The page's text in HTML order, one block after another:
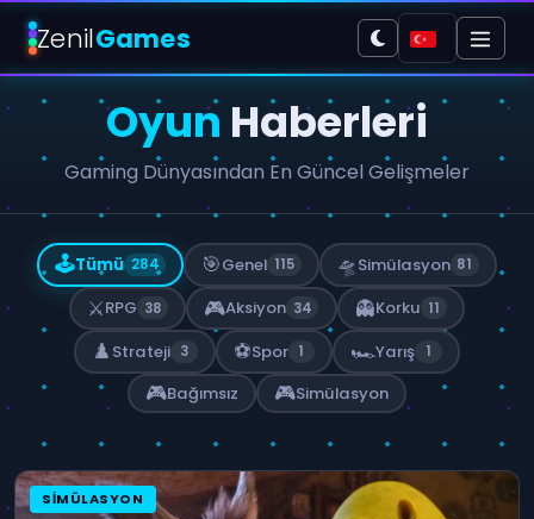
ZenilGames
Oyun Haberleri
Gaming Dünyasından En Güncel Gelişmeler
🕹️Tümü 284 🎯Genel 115 🛸 Simülasyon 81
⚔️RPG 38 🎮Aksiyon 34 👻Korku 11
♟️ Strateji 3 ⚽Spor 1 🏎️Yarış 1
🎮Bağımsız 🎮Simülasyon
SIMÜLASYON